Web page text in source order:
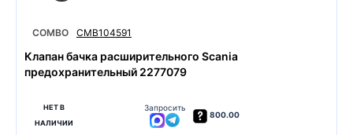
COMBO CMB104591
Клапан бачка расширительного Scania
предохранительный 2277079
НЕТ В
НАЛИЧИИ
Запросить
800.00